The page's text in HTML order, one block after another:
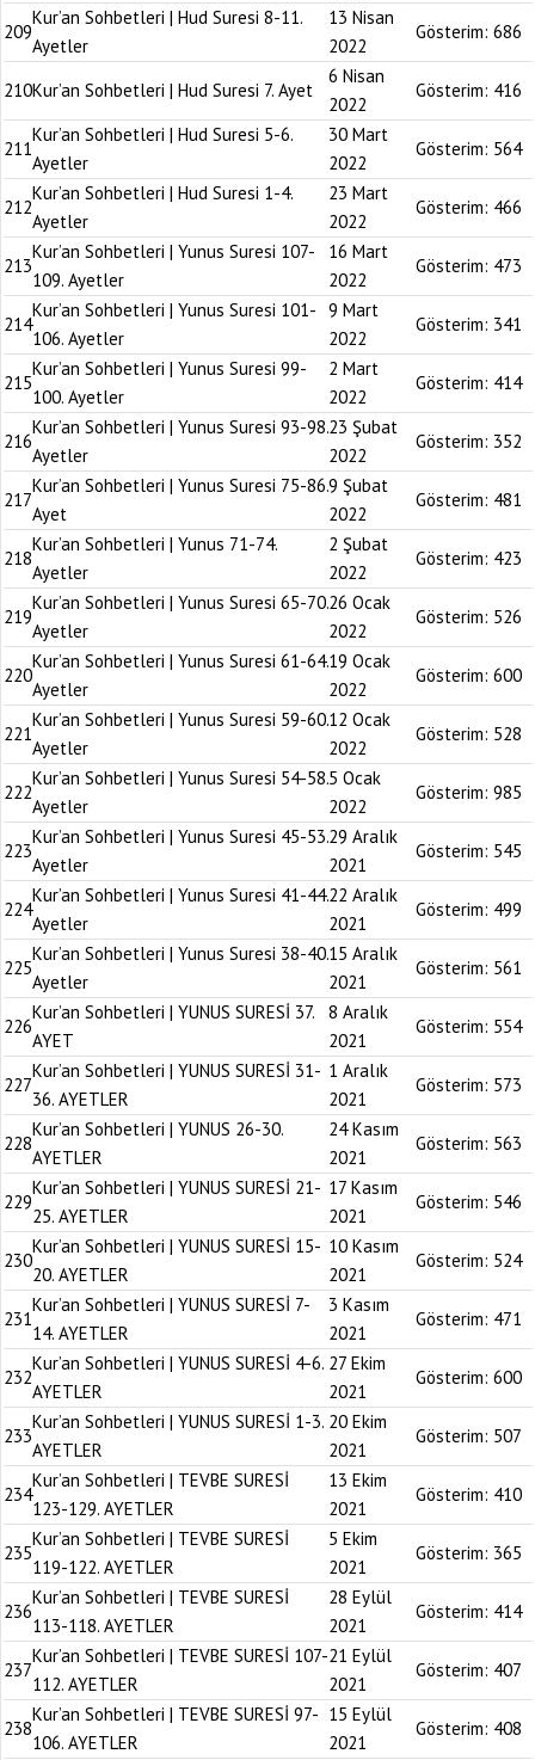
209
Kur’an Sohbetleri | Hud Suresi 8-11.
Ayetler
13 Nisan
2022
Gösterim: 686
210Kur’an Sohbetleri | Hud Suresi 7. Ayet
6 Nisan
2022
Gösterim: 416
211
Kur’an Sohbetleri | Hud Suresi 5-6.
Ayetler
30 Mart
2022
Gösterim: 564
212
Kur’an Sohbetleri | Hud Suresi 1-4.
Ayetler
23 Mart
2022
Gösterim: 466
213
Kur’an Sohbetleri | Yunus Suresi 107-
109. Ayetler
16 Mart
2022
Gösterim: 473
214
Kur’an Sohbetleri | Yunus Suresi 101-
106. Ayetler
9 Mart
2022
Gösterim: 341
215
Kur’an Sohbetleri | Yunus Suresi 99-
100. Ayetler
2 Mart
2022
Gösterim: 414
216
Kur’an Sohbetleri | Yunus Suresi 93-98.
Ayetler
23 Şubat
2022
Gösterim: 352
217
Kur’an Sohbetleri | Yunus Suresi 75-86.
Ayet
9 Şubat
2022
Gösterim: 481
218
Kur’an Sohbetleri | Yunus 71-74.
Ayetler
2 Şubat
2022
Gösterim: 423
219
Kur’an Sohbetleri | Yunus Suresi 65-70.
Ayetler
26 Ocak
2022
Gösterim: 526
220
Kur’an Sohbetleri | Yunus Suresi 61-64.
Ayetler
19 Ocak
2022
Gösterim: 600
221
Kur’an Sohbetleri | Yunus Suresi 59-60.
Ayetler
12 Ocak
2022
Gösterim: 528
222
Kur’an Sohbetleri | Yunus Suresi 54-58.
Ayetler
5 Ocak
2022
Gösterim: 985
223
Kur’an Sohbetleri | Yunus Suresi 45-53.
Ayetler
29 Aralık
2021
Gösterim: 545
224
Kur’an Sohbetleri | Yunus Suresi 41-44.
Ayetler
22 Aralık
2021
Gösterim: 499
225
Kur’an Sohbetleri | Yunus Suresi 38-40.
Ayetler
15 Aralık
2021
Gösterim: 561
226
Kur’an Sohbetleri | YUNUS SURESİ 37.
AYET
8 Aralık
2021
Gösterim: 554
227
Kur’an Sohbetleri | YUNUS SURESİ 31-
36. AYETLER
1 Aralık
2021
Gösterim: 573
228
Kur’an Sohbetleri | YUNUS 26-30.
AYETLER
24 Kasım
2021
Gösterim: 563
229
Kur’an Sohbetleri | YUNUS SURESİ 21-
25. AYETLER
17 Kasım
2021
Gösterim: 546
230
Kur’an Sohbetleri | YUNUS SURESİ 15-
20. AYETLER
10 Kasım
2021
Gösterim: 524
231
Kur’an Sohbetleri | YUNUS SURESİ 7-
14. AYETLER
3 Kasım
2021
Gösterim: 471
232
Kur’an Sohbetleri | YUNUS SURESİ 4-6.
AYETLER
27 Ekim
2021
Gösterim: 600
233
Kur’an Sohbetleri | YUNUS SURESİ 1-3.
AYETLER
20 Ekim
2021
Gösterim: 507
234
Kur’an Sohbetleri | TEVBE SURESİ
123-129. AYETLER
13 Ekim
2021
Gösterim: 410
235
Kur’an Sohbetleri | TEVBE SURESİ
119-122. AYETLER
5 Ekim
2021
Gösterim: 365
236
Kur’an Sohbetleri | TEVBE SURESİ
113-118. AYETLER
28 Eylül
2021
Gösterim: 414
237
Kur’an Sohbetleri | TEVBE SURESİ 107-
112. AYETLER
21 Eylül
2021
Gösterim: 407
238
Kur’an Sohbetleri | TEVBE SURESİ 97-
106. AYETLER
15 Eylül
2021
Gösterim: 408